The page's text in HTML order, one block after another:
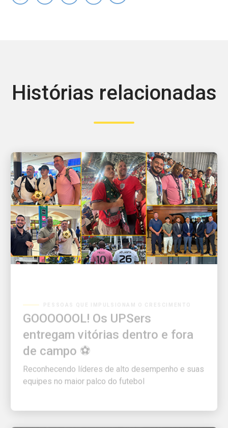
Histórias relacionadas
GOOOOOOL! Os UPSers
entregam vitórias dentro e fora
de campo ⚽
Reconhecendo líderes de alto desempenho e suas
equipes no maior palco do futebol